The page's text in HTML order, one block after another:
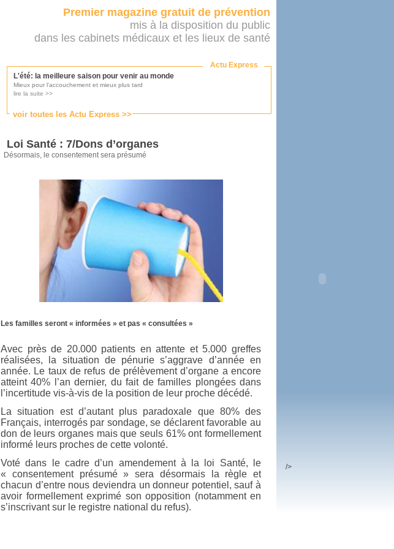
Premier magazine gratuit de prévention
mis à la disposition du public
dans les cabinets médicaux et les lieux de santé
Actu Express
voir toutes les Actu Express >>
L'été: la meilleure saison pour venir au monde
Mieux pour l'accouchement et mieux plus tard
lire la suite >>
Consultés par l'Ordre des médecins, pas par le ministère...
lire la suite >>
Une campagne de pub pour aimer son médecin
La pub au service des praticiens?
DMP, l'Arlésienne va devenir réalité
Déploiement prévu au 4ème trimestre 2016
lire la suite >>
Soins palliatifs: 40 millions de plus en 2016
Loi Santé : 7/Dons d’organes
Désormais, le consentement sera présumé
Les familles seront « informées » et pas « consultées »
Avec près de 20.000 patients en attente et 5.000 greffes
réalisées, la situation de pénurie s’aggrave d’année en
année. Le taux de refus de prélèvement d’organe a encore
atteint 40% l’an dernier, du fait de familles plongées dans
l’incertitude vis-à-vis de la position de leur proche décédé.
La situation est d’autant plus paradoxale que 80% des
Français, interrogés par sondage, se déclarent favorable au
don de leurs organes mais que seuls 61% ont formellement
informé leurs proches de cette volonté.
Voté dans le cadre d’un amendement à la loi Santé, le
« consentement présumé » sera désormais la règle et
chacun d’entre nous deviendra un donneur potentiel, sauf à
avoir formellement exprimé son opposition (notamment en
s’inscrivant sur le registre national du refus).
/>